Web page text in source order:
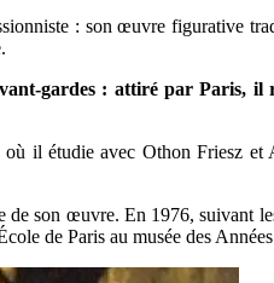
: son œuvre figurative
gardes : attiré par Paris,
il étudie avec Othon Friesz
son œuvre. En 1976, suivant
de Paris au musée des